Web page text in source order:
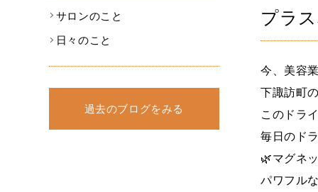
プラ
今、美容
下諏訪町
このドラ
毎日のド
🌿マグネ
パワフル
サロンのこと
日々のこと
過去のブログをみる